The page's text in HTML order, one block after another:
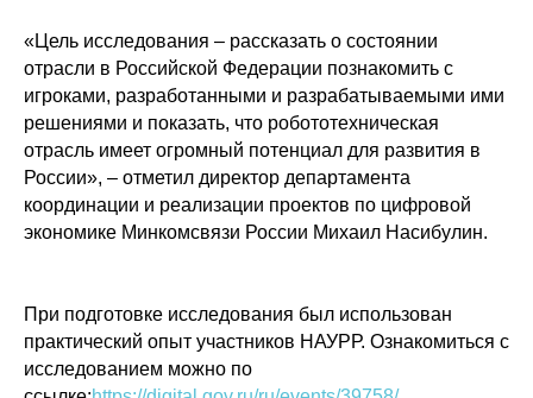
«Цель исследования – рассказать о состоянии
отрасли в Российской Федерации познакомить с
игроками, разработанными и разрабатываемыми ими
решениями и показать, что робототехническая
отрасль имеет огромный потенциал для развития в
России», – отметил директор департамента
координации и реализации проектов по цифровой
экономике Минкомсвязи России Михаил Насибулин.
При подготовке исследования был использован
практический опыт участников НАУРР. Ознакомиться с
исследованием можно по